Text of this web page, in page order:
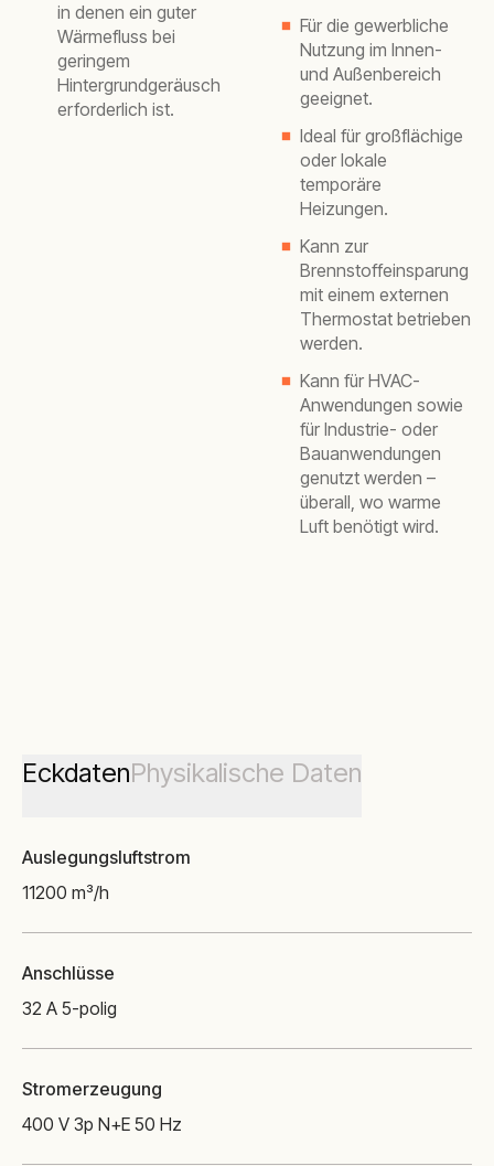
in denen ein guter
Wärmefluss bei
geringem
Hintergrundgeräusch
erforderlich ist.
Für die gewerbliche
Nutzung im Innen-
und Außenbereich
geeignet.
Ideal für großflächige
oder lokale
temporäre
Heizungen.
Kann zur
Brennstoffeinsparung
mit einem externen
Thermostat betrieben
werden.
Kann für HVAC-
Anwendungen sowie
für Industrie- oder
Bauanwendungen
genutzt werden –
überall, wo warme
Luft benötigt wird.
EckdatenPhysikalische Daten
Auslegungsluftstrom
11200 m³/h
Anschlüsse
32 A 5-polig
Stromerzeugung
400 V 3p N+E 50 Hz